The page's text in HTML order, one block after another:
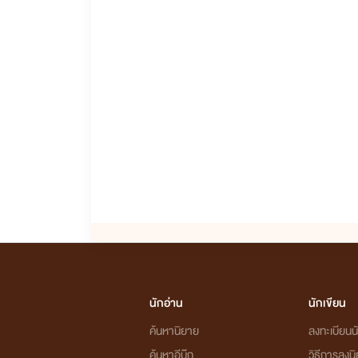
นักอ่าน
ค้นหานิยาย
นักเขียน
ลงทะเบียน